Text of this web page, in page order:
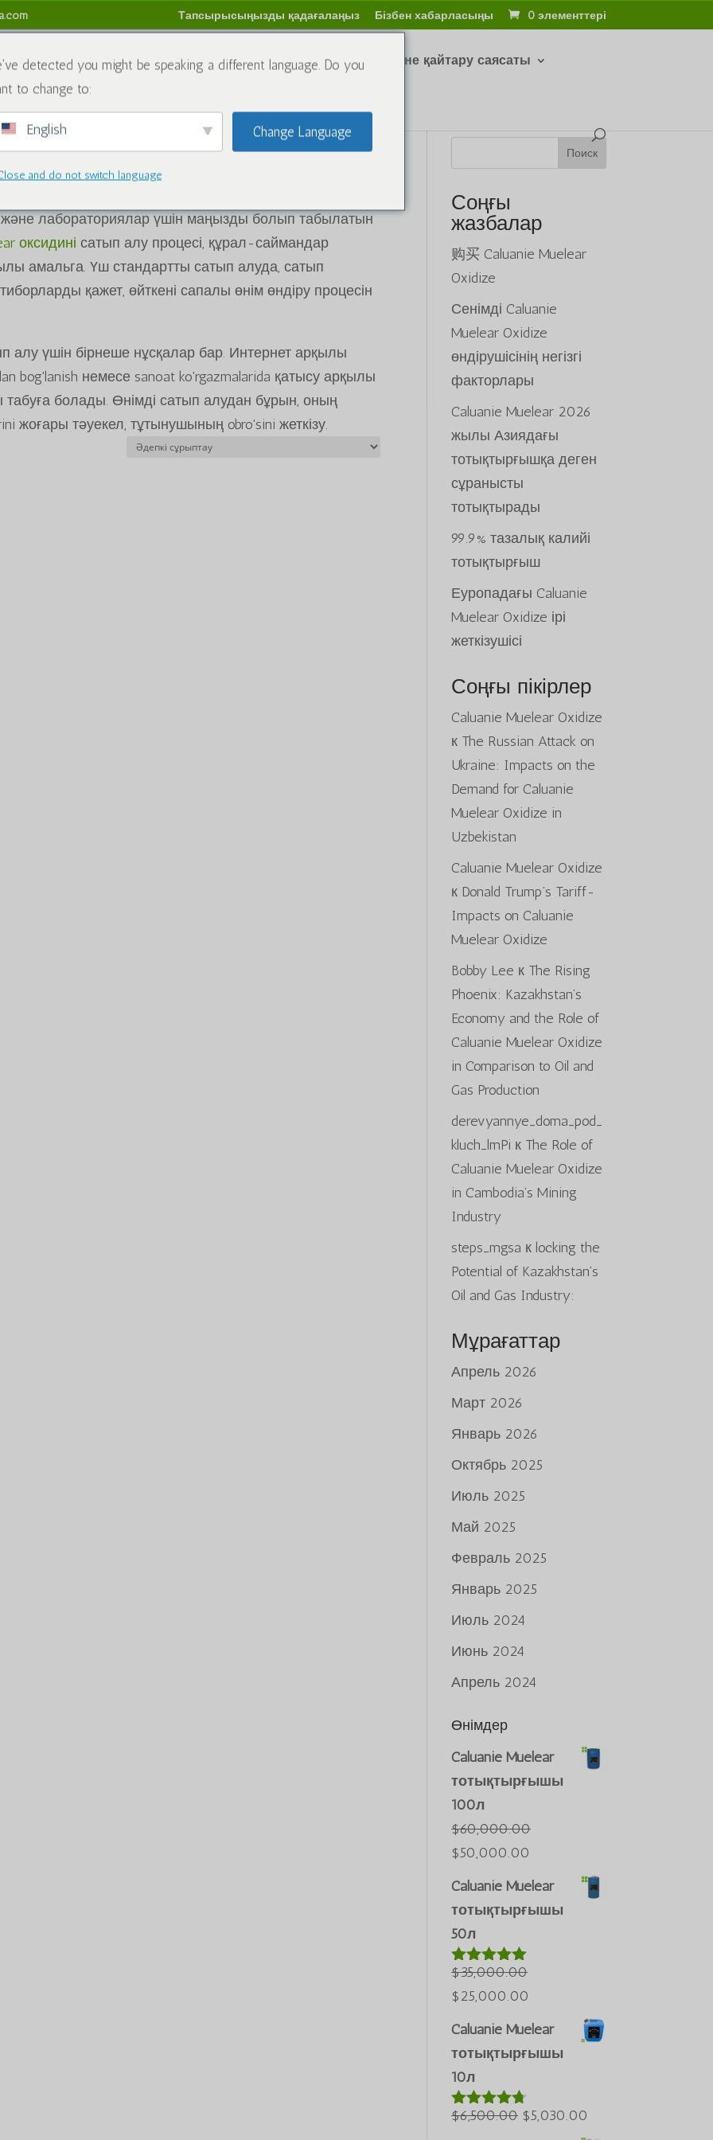
Тапсырысыңызды қадағалаңыз Бізбен хабарласыңы 0 элементтері
заттар Блог Бізбен хабарласыңы Қайтару және қайтару саясаты
тегтері бар өнімдер
сатып алыңыз
және лабораториялар үшін маңызды болып табылатын
оксидині сатып алу процесі, құрал-саймандар
амальга. Үш стандартты сатып алуда, сатып
қажет, өйткені сапалы өнім өндіру процесін
алу үшін бірнеше нұсқалар бар. Интернет арқылы
bog'lanish немесе sanoat ko'rgazmalarida қатысу арқылы
болады. Өнімді сатып алудан бұрын, оның
жоғары тәуекел, тұтынушының obro'sini жеткізу.
Поиск
Соңғы
жазбалар
购买 Caluanie Muelear
Oxidize
Сенімді Caluanie
Muelear Oxidize
өндірушісінің негізгі
факторлары
Caluanie Muelear 2026
жылы Азиядағы
тотықтырғышқа деген
сұранысты
тотықтырады
99.9% тазалық калийі
тотықтырғыш
Еуропадағы Caluanie
Muelear Oxidize ірі
жеткізушісі
Соңғы пікірлер
Caluanie Muelear Oxidize
к The Russian Attack on
Ukraine: Impacts on the
Demand for Caluanie
Muelear Oxidize in
Uzbekistan
Caluanie Muelear Oxidize
к Donald Trump’s Tariff-
Impacts on Caluanie
Muelear Oxidize
Bobby Lee к The Rising
Phoenix: Kazakhstan’s
Economy and the Role of
Caluanie Muelear Oxidize
in Comparison to Oil and
Gas Production
derevyannye_doma_pod_
kluch_lmPi к The Role of
Caluanie Muelear Oxidize
in Cambodia’s Mining
Industry
steps_mgsa к locking the
Potential of Kazakhstan’s
Oil and Gas Industry:
Мұрағаттар
Апрель 2026
Март 2026
Январь 2026
Октябрь 2025
Июль 2025
Май 2025
Февраль 2025
Январь 2025
Июль 2024
Июнь 2024
Апрель 2024
Өнімдер
Caluanie Muelear
тотықтырғышы
100л
$60,000.00
Бастапқы
бағасы:
$50,000.00
бағасы:
$50,000.00.
Caluanie Muelear
тотықтырғышы
50л
5-тен5.00
деп
бағаланды
$35,000.00
Бастапқы
бағасы:
$25,000.00
бағасы:
$25,000.00.
Caluanie Muelear
тотықтырғышы
10л
5-тен4.60
$6,500.00 Бастапқы
$5,030.00
detected you might be speaking a different language. Do you
to change to:
English Change Language
and do not switch language
ພາສາລາວ
العربية
Português do Brasil